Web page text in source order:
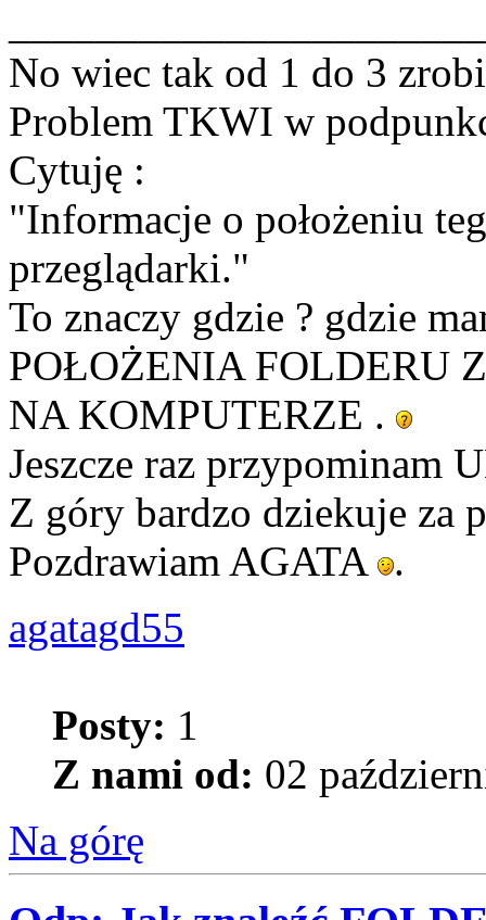
No wiec tak od 1 do 3
Problem TKWI w
Cytuję :
"Informacje o położeniu
przeglądarki."
To znaczy gdzie ? gdzie
POŁOŻENIA FOLDERU
NA KOMPUTERZE .
Jeszcze raz
Z góry bardzo dziekuje za
Pozdrawiam AGATA
.
agatagd55
Posty: 1
Z nami od: 02
Na górę